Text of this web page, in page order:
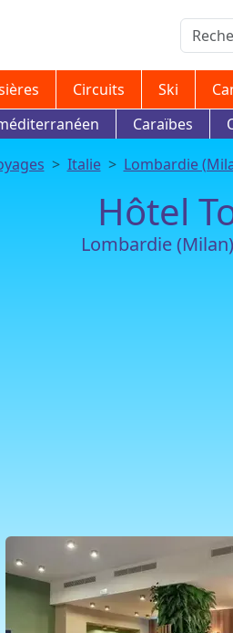
Circuits Ski
Caraïbes
Italie Lombardie
Hôtel
Lombardie